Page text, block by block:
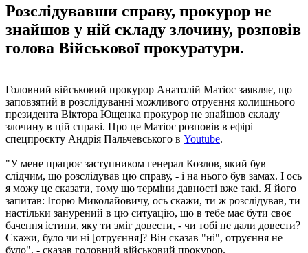
Розслідувавши справу, прокурор не
знайшов у ній складу злочину, розповів
голова Військової прокуратури.
Головний військовий прокурор Анатолій Матіос заявляє, що
заповзятий в розслідуванні можливого отруєння колишнього
президента Віктора Ющенка прокурор не знайшов складу
злочину в цій справі. Про це Матіос розповів в ефірі
спецпроєкту Андрія Пальчевського в Youtube.
"У мене працює заступником генерал Козлов, який був
слідчим, що розслідував цю справу, - і на нього був замах. І ось
я можу це сказати, тому що терміни давності вже такі. Я його
запитав: Ігорю Миколайовичу, ось скажи, ти ж розслідував, ти
настільки занурений в цю ситуацію, що в тебе має бути своє
бачення істини, яку ти зміг довести, - чи тобі не дали довести?
Скажи, було чи ні [отруєння]? Він сказав "ні", отруєння не
було", - сказав головний військовий прокурор.